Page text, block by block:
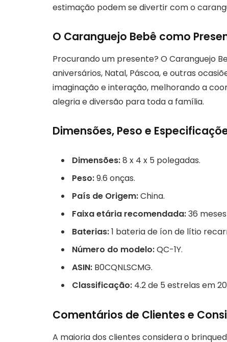
estimação podem se divertir com o
O Caranguejo Bebê como
Procurando um presente? O Caranguejo
aniversários, Natal, Páscoa, e outras
imaginação e interação, melhorando a
alegria e diversão para toda a família.
Dimensões, Peso e
Dimensões:8 x 4 x 5 polegadas.
Peso:9.6 onças.
País de Origem:China.
Faixa etária recomendada:36
Baterias:1 bateria de íon de lítio
Número do modelo:QC-1Y.
ASIN: B0CQNLSCMG.
Classificação: 4.2 de 5 estrelas em
Comentários de Clientes e
A maioria dos clientes considera o